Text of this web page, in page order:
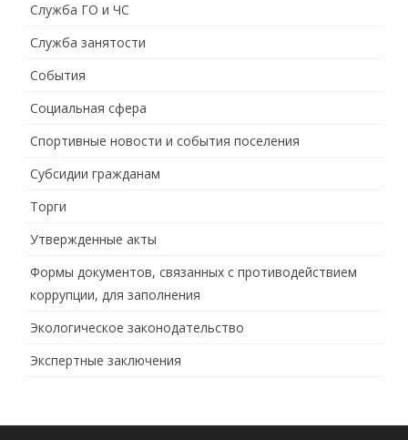
Служба ГО и ЧС
Служба занятости
События
Социальная сфера
Спортивные новости и события поселения
Субсидии гражданам
Торги
Утвержденные акты
Формы документов, связанных с противодействием
коррупции, для заполнения
Экологическое законодательство
Экспертные заключения